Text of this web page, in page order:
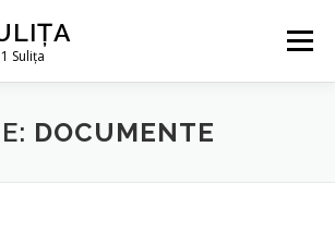
Sulița
Meniu
ÎNVĂȚĂMÂNT
DOCUMENTE